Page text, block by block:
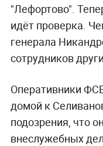
"Лефортово".
идёт проверка.
генерала
сотрудников
Оперативники
домой к
подозрения, что
внеслужебных